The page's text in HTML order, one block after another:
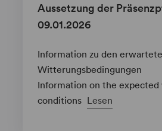
Aussetzung der
09.01.2026
Information zu den
Witterungsbedingungen
Information on the
conditions Lesen